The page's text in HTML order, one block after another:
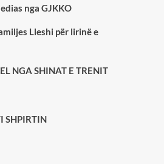
nga GJKKO
Lleshi për lirinë e
NGA SHINAT E TRENIT
SHPIRTIN